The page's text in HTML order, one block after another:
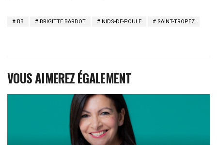
BB BRIGITTE BARDOT NIDS-DE-POULE SAINT-TROPEZ
VOUS AIMEREZ ÉGALEMENT